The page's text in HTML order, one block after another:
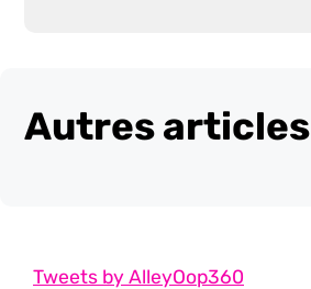
Autres articles
Tweets by AlleyOop360